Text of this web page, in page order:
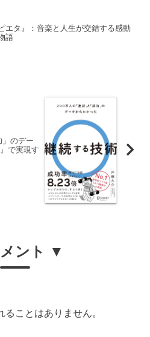
ピエタ』：音楽と人生が交錯する感動
語
」のデー
で実現す
ント ▼
ことはありません。